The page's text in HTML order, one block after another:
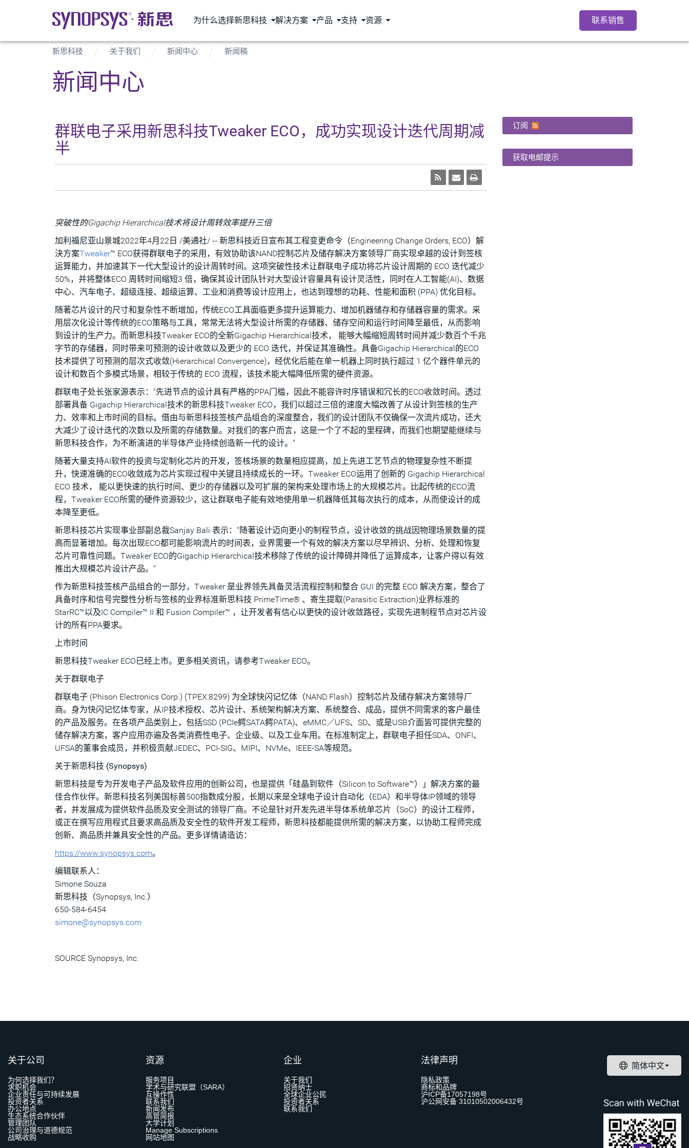
为什么选择新思科技 解决方案 产品 支持 资源 联系销售
新思科技 关于我们 新闻中心 新闻稿
新闻中心
群联电子采用新思科技Tweaker ECO，成功实现设计迭代周期减
半
突破性的Gigachip Hierarchical技术将设计周转效率提升三倍
加利福尼亚山景城2022年4月22日 /美通社/ -- 新思科技近日宣布其工程变更命令（Engineering Change Orders, ECO）解
決方案Tweaker™ ECO获得群联电子的采用，有效协助该NAND控制芯片及储存解决方案领导厂商实现卓越的设计到签核
运算能力，并加速其下一代大型设计的设计周转时间。这项突破性技术让群联电子成功将芯片设计周期的 ECO 迭代减少
50%，并将整体ECO 周转时间缩短3 倍，确保其设计团队针对大型设计容量具有设计灵活性，同时在人工智能(AI)、数据
中心、汽车电子、超级连接、超级运算、工业和消费等设计应用上，也达到理想的功耗、性能和面积 (PPA) 优化目标。
随著芯片设计的尺寸和复杂性不断增加，传统ECO工具面临更多提升运算能力、增加机器储存和存储器容量的需求。采
用层次化设计等传统的ECO策略与工具，常常无法将大型设计所需的存储器、储存空间和运行时间降至最低，从而影响
到设计的生产力。而新思科技Tweaker ECO的全新Gigachip Hierarchical技术， 能够大幅缩短周转时间并减少数百个千兆
字节的存储器，同时带来可预测的设计收敛以及更少的 ECO 迭代，并保证其准确性。具备Gigachip Hierarchical的ECO
技术提供了可预测的层次式收敛(Hierarchical Convergence)，经优化后能在单一机器上同时执行超过 1 亿个器件单元的
设计和数百个多模式场景，相较于传统的 ECO 流程，该技术能大幅降低所需的硬件资源。
群联电子处长张家源表示："先进节点的设计具有严格的PPA门槛，因此不能容许时序错误和冗长的ECO收敛时间。透过
部署具备 Gigachip Hierarchical技术的新思科技Tweaker ECO，我们以超过三倍的速度大幅改善了从设计到签核的生产
力、效率和上市时间的目标。借由与新思科技签核产品组合的深度整合，我们的设计团队不仅确保一次流片成功，还大
大减少了设计迭代的次数以及所需的存储数量。对我们的客户而言，这是一个了不起的里程碑，而我们也期望能继续与
新思科技合作，为不断演进的半导体产业持续创造新一代的设计。"
随著大量支持AI软件的投资与定制化芯片的开发，签核场景的数量相应提高，加上先进工艺节点的物理复杂性不断提
升，快速准确的ECO收敛成为芯片实现过程中关键且持续成长的一环。Tweaker ECO运用了创新的 Gigachip Hierarchical
ECO 技术， 能以更快速的执行时间、更少的存储器以及可扩展的架构来处理市场上的大规模芯片。比起传统的ECO流
程，Tweaker ECO所需的硬件资源较少，这让群联电子能有效地使用单一机器降低其每次执行的成本，从而使设计的成
本降至更低。
新思科技芯片实现事业部副总裁Sanjay Bali 表示："随著设计迈向更小的制程节点，设计收敛的挑战因物理场景数量的提
高而显著增加。每次出现ECO都可能影响流片的时间表，业界需要一个有效的解决方案以尽早辨识、分析、处理和恢复
芯片可靠性问题。Tweaker ECO的Gigachip Hierarchical技术移除了传统的设计障碍并降低了运算成本，让客户得以有效
推出大规模芯片设计产品。"
作为新思科技签核产品组合的一部分，Tweaker 是业界领先具备灵活流程控制和整合 GUI 的完整 ECO 解决方案，整合了
具备时序和信号完整性分析与签核的业界标准新思科技 PrimeTime® 、寄生提取(Parasitic Extraction)业界标准的
StarRC™以及IC Compiler™ II 和 Fusion Compiler™ ，让开发者有信心以更快的设计收敛路径，实现先进制程节点对芯片设
计的所有PPA要求。
上市时间
新思科技Tweaker ECO已经上市。更多相关资讯，请参考Tweaker ECO。
关于群联电子
群联电子 (Phison Electronics Corp.) (TPEX:8299) 为全球快闪记忆体（NAND Flash）控制芯片及储存解决方案领导厂
商。身为快闪记忆体专家，从IP技术授权、芯片设计、系统架构解决方案、系统整合、成品，提供不同需求的客户最佳
的产品及服务。在各项产品类别上，包括SSD (PCIe鳄SATA鳄PATA)、eMMC／UFS、SD、或是USB介面皆可提供完整的
储存解决方案，客户应用亦遍及各类消费性电子、企业级、以及工业车用。在标准制定上，群联电子担任SDA、ONFI、
UFSA的董事会成员，并积极贡献JEDEC、PCI-SIG、MIPI、NVMe、IEEE-SA等规范。
关于新思科技 (Synopsys)
新思科技是专为开发电子产品及软件应用的创新公司，也是提供「硅晶到软件（Silicon to Software™）」解决方案的最
佳合作伙伴。新思科技名列美国标普500指数成分股，长期以来是全球电子设计自动化（EDA）和半导体IP领域的领导
者，并发展成为提供软件品质及安全测试的领导厂商。不论是针对开发先进半导体系统单芯片（SoC）的设计工程师，
或正在撰写应用程式且要求高品质及安全性的软件开发工程师，新思科技都能提供所需的解决方案，以协助工程师完成
创新、高品质并兼具安全性的产品。更多详情请造访：
https://www.synopsys.com。
编辑联系人：
Simone Souza
新思科技（Synopsys, Inc.）
650-584-6454
simone@synopsys.com
SOURCE Synopsys, Inc.
订阅
获取电邮提示
关于公司
为何选择我们？
求职机会
企业责任与可持续发展
投资者关系
办公地点
生态系统合作伙伴
管理团队
公司治理与道德规范
战略收购
资源
服务项目
学术与研究联盟（SARA）
互操作性
联系我们
新闻发布
高管简报
大学计划
Manage Subscriptions
网站地图
企业
关于我们
招贤纳士
全球企业公民
投资者关系
联系我们
法律声明
隐私政策
商标和品牌
沪ICP备17057198号
沪公网安备 31010502006432号